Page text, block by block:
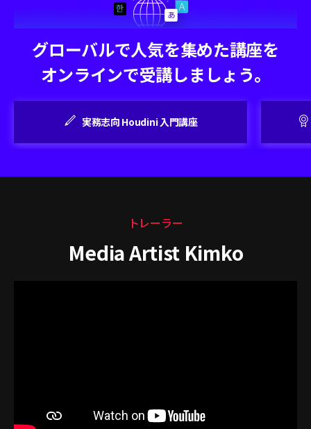
グローバルで人気を集めた講座を
オンラインで受講しましょう。
実務志向 Houdini 入門講座
トレーラー
Media Artist Kimko